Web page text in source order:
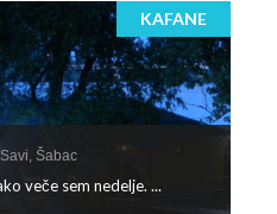
KAFANE
Šabac
veče sem nedelje. ...